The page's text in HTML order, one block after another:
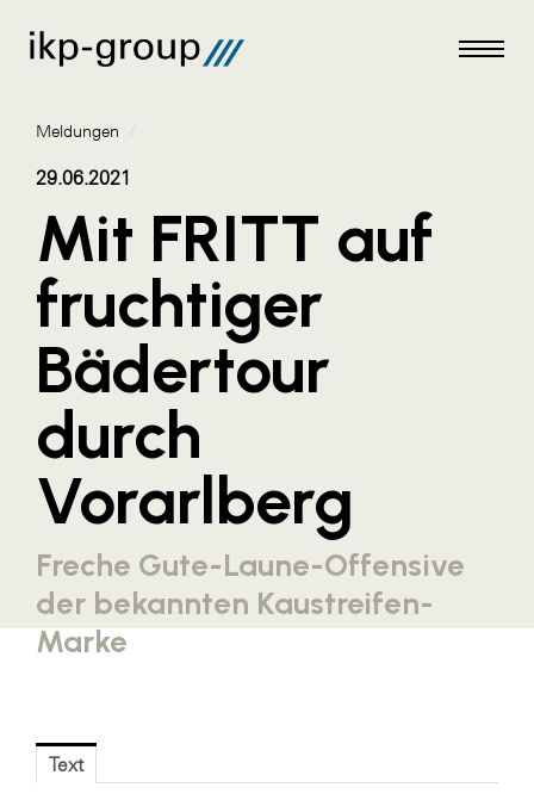
Meldungen
AKTUELLES
ACO
ALEX Krems
Amazon Web Services
Artweger
AustroCel Hallein
Blaguss
Bundesverband Sonnenschutztechnik
Cineplexx
Darbo
Meldungen /
29.06.2021
Mit FRITT auf
fruchtiger
Bädertour
durch
Vorarlberg
Freche Gute-Laune-Offensive
der bekannten Kaustreifen-
Marke
Text